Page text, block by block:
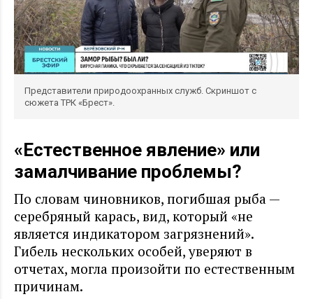
Представители природоохранных служб. Скриншот с
сюжета ТРК «Брест».
«Естественное явление» или
замалчивание проблемы?
По словам чиновников, погибшая рыба —
серебряный карась, вид, который «не
является индикатором загрязнений».
Гибель нескольких особей, уверяют в
отчетах, могла произойти по естественным
причинам.